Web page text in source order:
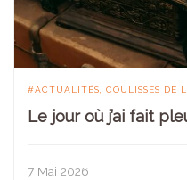
ACTUALITÉS COULISSES DE
Le jour où j’ai fait
7 Mai 2026